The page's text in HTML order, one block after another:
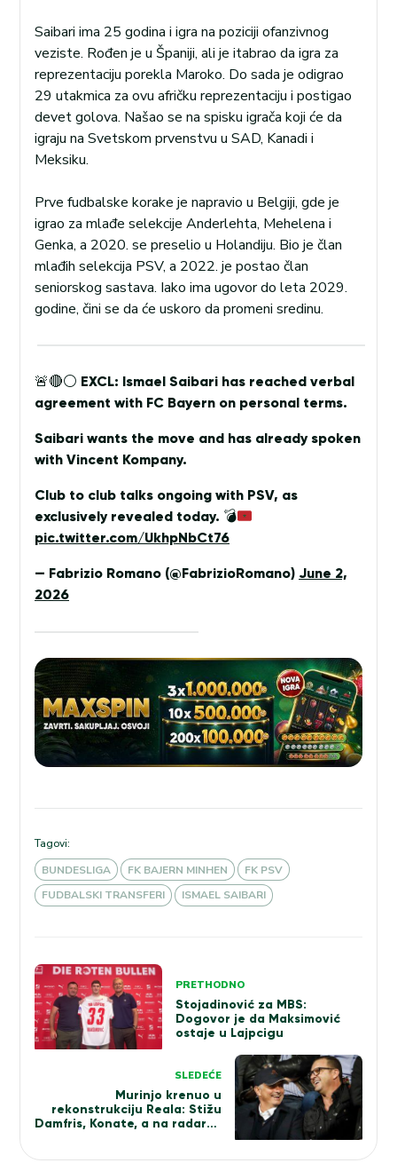
Saibari ima 25 godina i igra na poziciji ofanzivnog
veziste. Rođen je u Španiji, ali je itabrao da igra za
reprezentaciju porekla Maroko. Do sada je odigrao
29 utakmica za ovu afričku reprezentaciju i postigao
devet golova. Našao se na spisku igrača koji će da
igraju na Svetskom prvenstvu u SAD, Kanadi i
Meksiku.
Prve fudbalske korake je napravio u Belgiji, gde je
igrao za mlađe selekcije Anderlehta, Mehelena i
Genka, a 2020. se preselio u Holandiju. Bio je član
mlađih selekcija PSV, a 2022. je postao član
seniorskog sastava. Iako ima ugovor do leta 2029.
godine, čini se da će uskoro da promeni sredinu.
🚨🔴⚪️ EXCL: Ismael Saibari has reached verbal
agreement with FC Bayern on personal terms.
Saibari wants the move and has already spoken
with Vincent Kompany.
Club to club talks ongoing with PSV, as
exclusively revealed today. 💣
pic.twitter.com/UkhpNbCt76
— Fabrizio Romano (@FabrizioRomano) June 2,
2026
Tagovi:
BUNDESLIGA
FK BAJERN MINHEN
FK PSV
FUDBALSKI TRANSFERI
ISMAEL SAIBARI
Kretanje
članka
PRETHODNO
Stojadinović za MBS:
Dogovor je da Maksimović
ostaje u Lajpcigu
SLEDEĆE
Murinjo krenuo u
rekonstrukciju Reala: Stižu
Damfris, Konate, a na radaru i